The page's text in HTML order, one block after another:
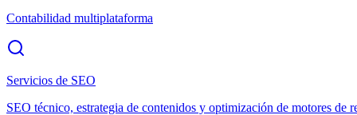
Contabilidad multiplataforma
Servicios de SEO
SEO técnico, estrategia de contenidos y optimización de motores de